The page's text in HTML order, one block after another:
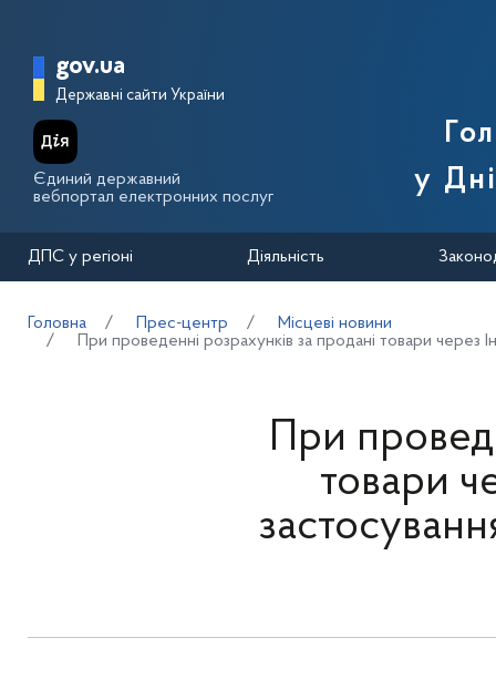
Головна сторінка Державної
gov.ua
Державні сайти України
Єдиний державний
вебпортал електронних послуг
у
ДПС у регіоні Діяльність
Головна Прес-центр
Місцеві новини
При проведенні розрахунків за продані товари
При
товари